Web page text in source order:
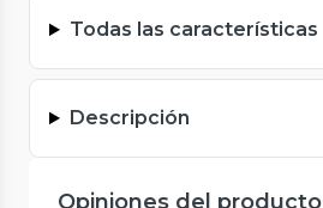
Todas las características
Descripción
Opiniones del producto